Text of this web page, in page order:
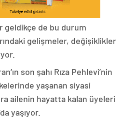
geldikçe de bu durum
gelişmeler, değişiklikler
son şahı Rıza Pehlevi’nin
yaşanan siyasi
ailenin hayatta kalan üyeleri
yaşıyor.